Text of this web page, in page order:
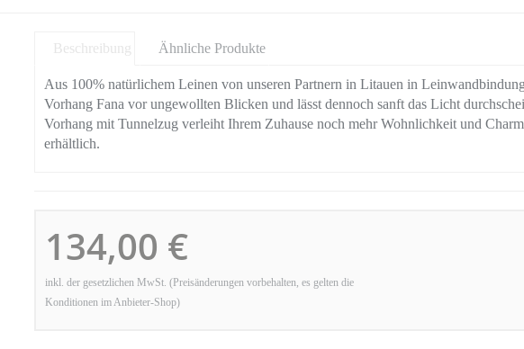
Beschreibung Ähnliche Produkte
Aus 100% natürlichem Leinen von unseren Partnern in Litauen in
Vorhang Fana vor ungewollten Blicken und lässt dennoch sanft das Licht
Vorhang mit Tunnelzug verleiht Ihrem Zuhause noch mehr Wohnlichkeit und
erhältlich.
134,00 €
inkl. der gesetzlichen MwSt. (Preisänderungen vorbehalten, es gelten die
Konditionen im Anbieter-Shop)